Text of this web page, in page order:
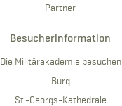
Partner
Besucherinformation
Die Militärakademie besuchen
Burg
St.-Georgs-Kathedrale